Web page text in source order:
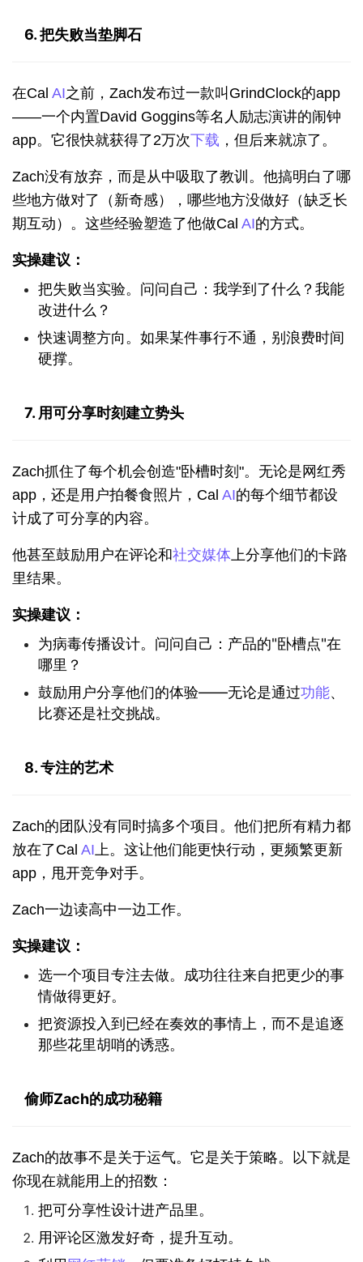
6. 把失败当垫脚石
在Cal AI之前，Zach发布过一款叫GrindClock的app
——一个内置David Goggins等名人励志演讲的闹钟
app。它很快就获得了2万次下载 ，但后来就凉了。
Zach没有放弃，而是从中吸取了教训。他搞明白了哪
些地方做对了（新奇感），哪些地方没做好（缺乏长
期互动）。这些经验塑造了他做Cal AI的方式。
实操建议：
把失败当实验。问问自己：我学到了什么？我能
改进什么？
快速调整方向。如果某件事行不通，别浪费时间
硬撑。
7. 用可分享时刻建立势头
Zach抓住了每个机会创造"卧槽时刻"。无论是网红秀
app，还是用户拍餐食照片，Cal AI的每个细节都设
计成了可分享的内容。
他甚至鼓励用户在评论和社交媒体上分享他们的卡路
里结果。
实操建议：
为病毒传播设计。问问自己：产品的"卧槽点"在
哪里？
鼓励用户分享他们的体验——无论是通过功能、
比赛还是社交挑战。
8. 专注的艺术
Zach的团队没有同时搞多个项目。他们把所有精力都
放在了Cal AI上。这让他们能更快行动，更频繁更新
app，甩开竞争对手。
Zach一边读高中一边工作。
实操建议：
选一个项目专注去做。成功往往来自把更少的事
情做得更好。
把资源投入到已经在奏效的事情上，而不是追逐
那些花里胡哨的诱惑。
偷师Zach的成功秘籍
Zach的故事不是关于运气。它是关于策略。以下就是
你现在就能用上的招数：
把可分享性设计进产品里。
用评论区激发好奇，提升互动。